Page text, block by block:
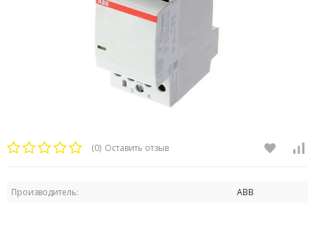
(0) Оставить отзыв
Производитель: ABB